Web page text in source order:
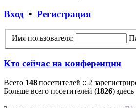
Вход • Регистрация
Имя пользователя:
Кто сейчас на конференции
Всего 148 посетителей :: 2
Больше всего посетителей (1826)